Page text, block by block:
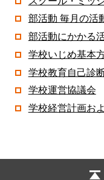
部活動 毎月の活
部活動にかかる
学校いじめ基本
学校教育自己診
学校運営協議会
学校経営計画お